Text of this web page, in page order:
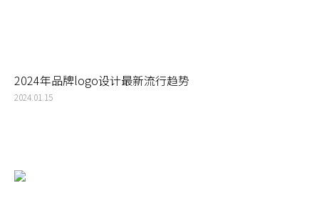
2024年品牌logo设计最新流行趋势
2024.01.15